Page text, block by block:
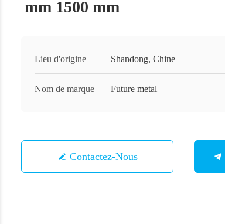
mm 1500 mm
Lieu d'origine Shandong, Chine
Nom de marque Future metal
Contactez-Nous